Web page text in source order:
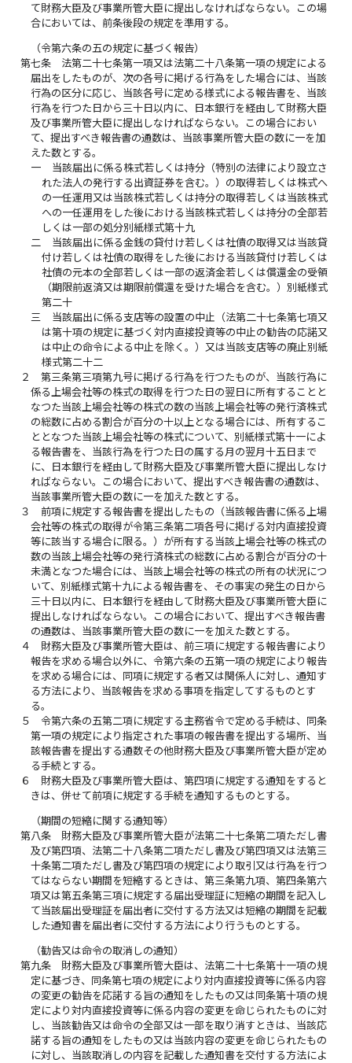
て財務大臣及び事業所管大臣に提出しなければならない。この場
合においては、前条後段の規定を準用する。
（令第六条の五の規定に基づく報告）
第七条
法第二十七条第一項又は法第二十八条第一項の規定による
届出をしたものが、次の各号に掲げる行為をした場合には、当該
行為の区分に応じ、当該各号に定める様式による報告書を、当該
行為を行つた日から三十日以内に、日本銀行を経由して財務大臣
及び事業所管大臣に提出しなければならない。この場合におい
て、提出すべき報告書の通数は、当該事業所管大臣の数に一を加
えた数とする。
一
当該届出に係る株式若しくは持分（特別の法律により設立さ
れた法人の発行する出資証券を含む。）の取得若しくは株式へ
の一任運用又は当該株式若しくは持分の取得若しくは当該株式
への一任運用をした後における当該株式若しくは持分の全部若
しくは一部の処分別紙様式第十九
二
当該届出に係る金銭の貸付け若しくは社債の取得又は当該貸
付け若しくは社債の取得をした後における当該貸付け若しくは
社債の元本の全部若しくは一部の返済金若しくは償還金の受領
（期限前返済又は期限前償還を受けた場合を含む。）別紙様式
第二十
三
当該届出に係る支店等の設置の中止（法第二十七条第七項又
は第十項の規定に基づく対内直接投資等の中止の勧告の応諾又
は中止の命令による中止を除く。）又は当該支店等の廃止別紙
様式第二十二
２
第三条第三項第九号に掲げる行為を行つたものが、当該行為に
係る上場会社等の株式の取得を行つた日の翌日に所有することと
なつた当該上場会社等の株式の数の当該上場会社等の発行済株式
の総数に占める割合が百分の十以上となる場合には、所有するこ
ととなつた当該上場会社等の株式について、別紙様式第十一によ
る報告書を、当該行為を行つた日の属する月の翌月十五日まで
に、日本銀行を経由して財務大臣及び事業所管大臣に提出しなけ
ればならない。この場合において、提出すべき報告書の通数は、
当該事業所管大臣の数に一を加えた数とする。
３
前項に規定する報告書を提出したもの（当該報告書に係る上場
会社等の株式の取得が令第三条第二項各号に掲げる対内直接投資
等に該当する場合に限る。）が所有する当該上場会社等の株式の
数の当該上場会社等の発行済株式の総数に占める割合が百分の十
未満となつた場合には、当該上場会社等の株式の所有の状況につ
いて、別紙様式第十九による報告書を、その事実の発生の日から
三十日以内に、日本銀行を経由して財務大臣及び事業所管大臣に
提出しなければならない。この場合において、提出すべき報告書
の通数は、当該事業所管大臣の数に一を加えた数とする。
４
財務大臣及び事業所管大臣は、前三項に規定する報告書により
報告を求める場合以外に、令第六条の五第一項の規定により報告
を求める場合には、同項に規定する者又は関係人に対し、通知す
る方法により、当該報告を求める事項を指定してするものとす
る。
５
令第六条の五第二項に規定する主務省令で定める手続は、同条
第一項の規定により指定された事項の報告書を提出する場所、当
該報告書を提出する通数その他財務大臣及び事業所管大臣が定め
る手続とする。
６
財務大臣及び事業所管大臣は、第四項に規定する通知をすると
きは、併せて前項に規定する手続を通知するものとする。
（期間の短縮に関する通知等）
第八条
財務大臣及び事業所管大臣が法第二十七条第二項ただし書
及び第四項、法第二十八条第二項ただし書及び第四項又は法第三
十条第二項ただし書及び第四項の規定により取引又は行為を行つ
てはならない期間を短縮するときは、第三条第九項、第四条第六
項又は第五条第三項に規定する届出受理証に短縮の期間を記入し
て当該届出受理証を届出者に交付する方法又は短縮の期間を記載
した通知書を届出者に交付する方法により行うものとする。
（勧告又は命令の取消しの通知）
第九条
財務大臣及び事業所管大臣は、法第二十七条第十一項の規
定に基づき、同条第七項の規定により対内直接投資等に係る内容
の変更の勧告を応諾する旨の通知をしたもの又は同条第十項の規
定により対内直接投資等に係る内容の変更を命じられたものに対
し、当該勧告又は命令の全部又は一部を取り消すときは、当該応
諾する旨の通知をしたもの又は当該内容の変更を命じられたもの
に対し、当該取消しの内容を記載した通知書を交付する方法によ